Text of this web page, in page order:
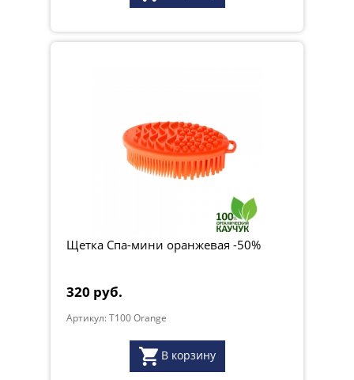
Щетка Спа-мини оранжевая -50%
320 руб.
Артикул: T100 Orange
В корзину